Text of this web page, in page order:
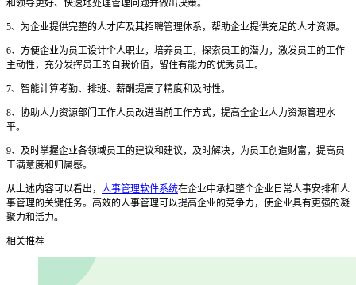
和领导更好、快速地处理管理问题并做出决策。
5、 为企业提供完整的人才库及其招聘管理体系，帮助企业提供充足的人才资源。
6、 方便企业为员工设计个人职业，培养员工，探索员工的潜力，激发员工的工作
主动性，充分发挥员工的自我价值，留住有能力的优秀员工。
7、 智能计算考勤、 排班、 薪酬提高了精度和及时性。
8、 协助人力资源部门工作人员改进当前工作方式，提高全企业人力资源管理水
平。
9、 及时掌握企业各领域员工的建议和建议，及时解决，为员工创造财富，提高员
工满意度和归属感。
从上述内容可以看出， 人事管理软件系统在企业中承担整个企业日常人事安排和人
事管理的关键任务。高效的人事管理可以提高企业的竞争力，使企业具有更强的凝
聚力和活力。
相关推荐